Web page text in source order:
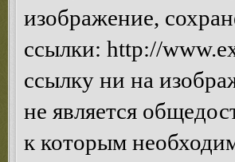
изображение,
ссылки: http://
ссылку ни на
не является
к которым